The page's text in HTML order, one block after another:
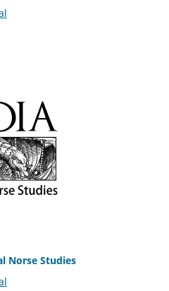
Norse Studies